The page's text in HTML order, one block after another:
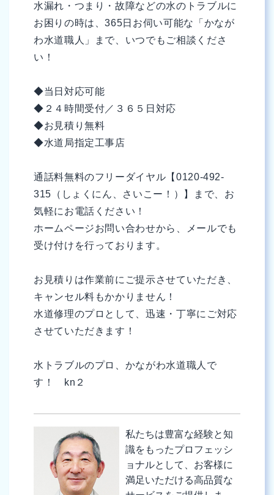
水漏れ・つまり・故障などの水のトラブルに
お困りの時は、365日お伺い可能な「かなが
わ水道職人」まで、いつでもご相談くださ
い！
◆当日対応可能
◆２４時間受付／３６５日対応
◆お見積り無料
◆水道局指定工事店
通話料無料のフリーダイヤル【0120-492-
315（しょくにん、さいこー！）】まで、お
気軽にお電話ください！
ホームページお問い合わせから、メールでも
受け付けを行っております。
お見積りは作業前にご提示させていただき、
キャンセル料もかかりません！
水道修理のプロとして、迅速・丁寧にご対応
させていただきます！
水トラブルのプロ、かながわ水道職人で
す！ kn２
私たちは豊富な経験と知
識をもったプロフェッシ
ョナルとして、お客様に
満足いただける高品質な